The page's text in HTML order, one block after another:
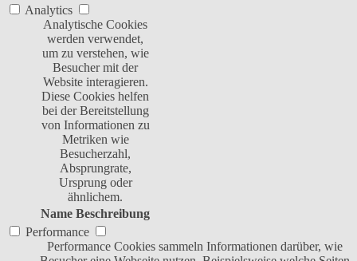
Analytics
Analytische Cookies
werden verwendet,
um zu verstehen, wie
Besucher mit der
Website interagieren.
Diese Cookies helfen
bei der Bereitstellung
von Informationen zu
Metriken wie
Besucherzahl,
Absprungrate,
Ursprung oder
ähnlichem.
Name Beschreibung
Performance
Performance Cookies sammeln Informationen darüber, wie